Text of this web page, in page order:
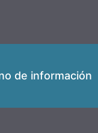
de información